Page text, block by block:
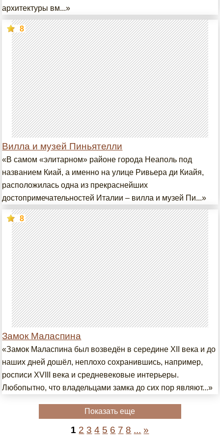
архитектуры вм...»
Вилла и музей Пиньятелли
8
«В самом «элитарном» районе города Неаполь под
названием Киай, а именно на улице Ривьера ди Киайя,
расположилась одна из прекраснейших
достопримечательностей Италии – вилла и музей Пи...»
Замок Маласпина
8
«Замок Маласпина был возведён в середине XII века и до
наших дней дошёл, неплохо сохранившись, например,
росписи XVIII века и средневековые интерьеры.
Любопытно, что владельцами замка до сих пор являют...»
Показать еще
1 2 3 4 5 6 7 8 ... »